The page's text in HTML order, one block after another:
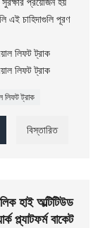
এই চাহিদাগুলি পূরণ
লিফট ট্রাক
লিফট ট্রাক
লিফট ট্রাক
বিস্তারিত
হাই অল্টিটিউড
প্ল্যাটফর্ম বাকেট